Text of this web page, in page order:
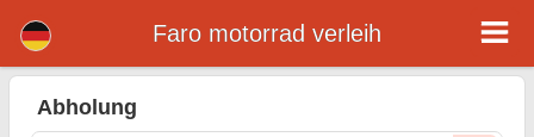
Faro motorrad verleih
Faro motorrad vermietung. Günstige Mietpreise für motorrad in Faro. motorrad mieten in Faro. Unsere Faro Flotte verfügt über
Faro motorrad verleih
Abholung